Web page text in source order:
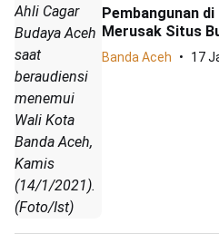
Ahli Cagar
Budaya Aceh
saat
beraudiensi
menemui
Wali Kota
Banda Aceh,
Kamis
(14/1/2021).
(Foto/Ist)
Pembangunan
Merusak Situs
Banda Aceh 17